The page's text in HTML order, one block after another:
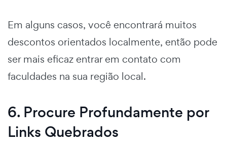
Em alguns casos, você encontrará muitos
descontos orientados localmente, então pode
ser mais eficaz entrar em contato com
faculdades na sua região local.
6. Procure Profundamente por
Links Quebrados